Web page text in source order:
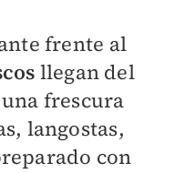
frente al
llegan del
frescura
langostas,
con